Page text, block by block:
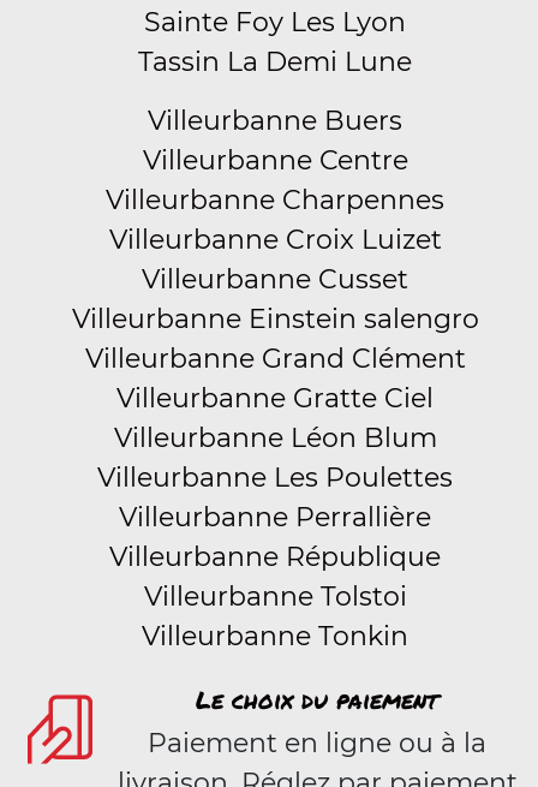
Sainte Foy Les Lyon
Tassin La Demi Lune
Villeurbanne Buers
Villeurbanne Centre
Villeurbanne Charpennes
Villeurbanne Croix Luizet
Villeurbanne Cusset
Villeurbanne Einstein salengro
Villeurbanne Grand Clément
Villeurbanne Gratte Ciel
Villeurbanne Léon Blum
Villeurbanne Les Poulettes
Villeurbanne Perrallière
Villeurbanne République
Villeurbanne Tolstoi
Villeurbanne Tonkin
Le choix du paiement
Paiement en ligne ou à la